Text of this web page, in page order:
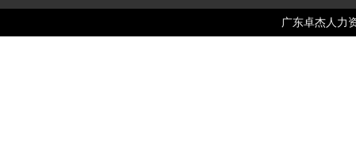
广东卓杰人力